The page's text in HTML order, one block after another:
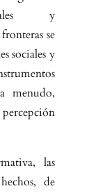
y
se
sociales y
menudo,
las
de